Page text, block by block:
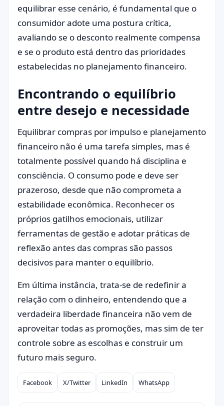
equilibrar esse cenário, é fundamental que o
consumidor adote uma postura crítica,
avaliando se o desconto realmente compensa
e se o produto está dentro das prioridades
estabelecidas no planejamento financeiro.
Encontrando o equilíbrio
entre desejo e necessidade
Equilibrar compras por impulso e planejamento
financeiro não é uma tarefa simples, mas é
totalmente possível quando há disciplina e
consciência. O consumo pode e deve ser
prazeroso, desde que não comprometa a
estabilidade econômica. Reconhecer os
próprios gatilhos emocionais, utilizar
ferramentas de gestão e adotar práticas de
reflexão antes das compras são passos
decisivos para manter o equilíbrio.
Em última instância, trata-se de redefinir a
relação com o dinheiro, entendendo que a
verdadeira liberdade financeira não vem de
aproveitar todas as promoções, mas sim de ter
controle sobre as escolhas e construir um
futuro mais seguro.
Compartilhar
Facebook X/Twitter LinkedIn WhatsApp